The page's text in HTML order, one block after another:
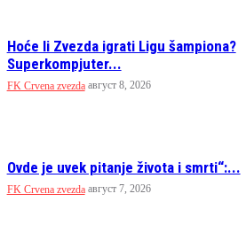
Hoće li Zvezda igrati Ligu šampiona?
Superkompjuter...
FK Crvena zvezda август 8, 2026
Ovde je uvek pitanje života i smrti“:...
FK Crvena zvezda август 7, 2026